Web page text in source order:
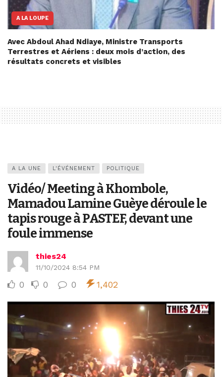
A LA LOUPE
Avec Abdoul Ahad Ndiaye, Ministre Transports
Terrestres et Aériens : deux mois d’action, des
résultats concrets et visibles
A LA UNE L'ÉVÉNEMENT POLITIQUE
Vidéo/ Meeting à Khombole,
Mamadou Lamine Guèye déroule le
tapis rouge à PASTEF, devant une
foule immense
thies24
11/10/2024 8:54 PM
0 0 0 1,402